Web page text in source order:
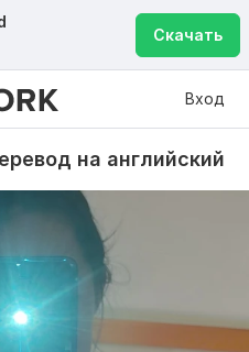
Скачать
Вход
на английский